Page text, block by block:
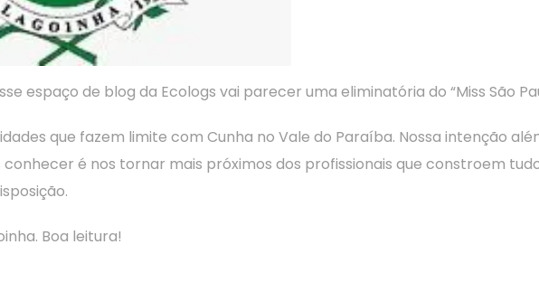
espaço de blog da Ecologs vai parecer uma eliminatória do “Miss São
que fazem limite com Cunha no Vale do Paraíba. Nossa intenção
é nos tornar mais próximos dos profissionais que constroem
Boa leitura!